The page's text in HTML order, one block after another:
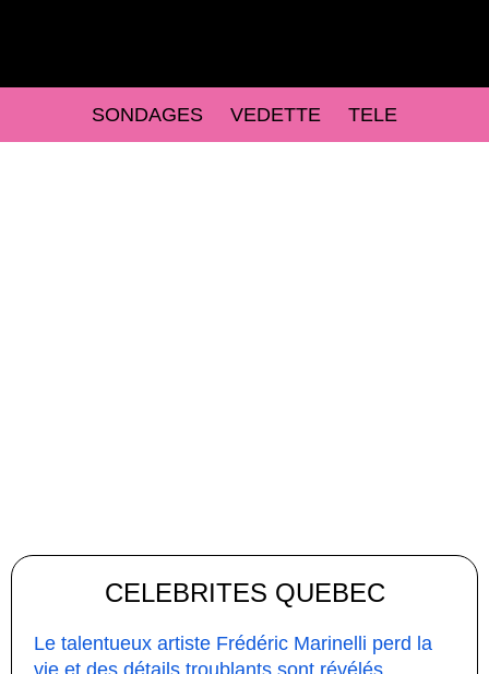
SONDAGES VEDETTE TELE
CELEBRITES QUEBEC
Le talentueux artiste Frédéric Marinelli perd la
vie et des détails troublants sont révélés